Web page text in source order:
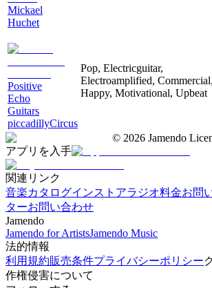
Mickael
Huchet
Positive
Echo
Guitars
piccadillyCircus
Pop, Electricguitar,
Electroamplified, Commercial,
Happy, Motivational, Upbeat
© 2026 Jamendo
アプリを入手
関連リンク
音楽カタログインストアラジオ料金お問
ターお問い合わせ
Jamendo
Jamendo for ArtistsJamendo Music
法的情報
利用規約販売条件プライバシーポリシー
作権侵害について